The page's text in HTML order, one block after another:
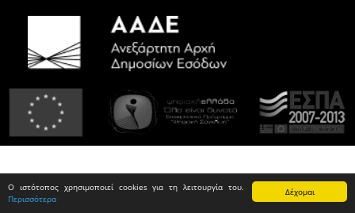
Δέχομαι
Ο ιστότοπος χρησιμοποιεί cookies για τη λειτουργία του.
Περισσότερα